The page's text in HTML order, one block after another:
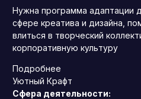
Нужна программа адаптации
сфере креатива и дизайна,
влиться в творческий
корпоративную культуру
Подробнее
Уютный Крафт
Сфера деятельности: